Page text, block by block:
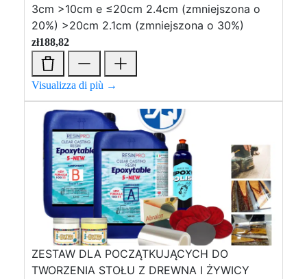
3cm >10cm e ≤20cm 2.4cm (zmniejszona o
20%) >20cm 2.1cm (zmniejszona o 30%)
zł188,82
Visualizza di più →
ZESTAW DLA POCZĄTKUJĄCYCH DO
TWORZENIA STOŁU Z DREWNA I ŻYWICY